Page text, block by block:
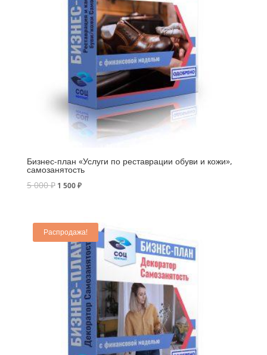
Бизнес-план «Услуги по реставрации обуви и кожи»,
самозанятость
5 000₽ 1 500₽
Распродажа!